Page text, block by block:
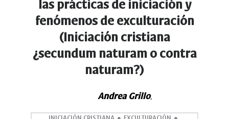
Content
Sidebar
las prácticas de iniciación y
fenómenos de exculturación
(Iniciación cristiana
¿secundum naturam o contra
naturam?)
Andrea Grillo,